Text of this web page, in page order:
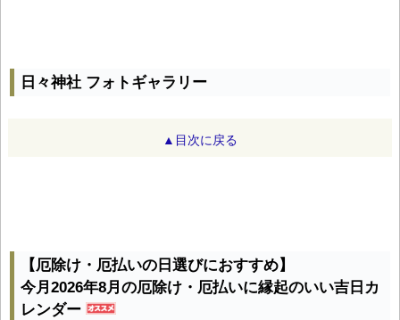
日々神社 フォトギャラリー
▲目次に戻る
【厄除け・厄払いの日選びにおすすめ】
今月2026年8月の厄除け・厄払いに縁起のいい吉日カ
レンダー